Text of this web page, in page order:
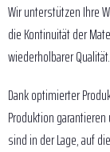
Wir unterstützen Ihre
die Kontinuität der
wiederholbarer Qualität.
Dank optimierter
Produktion
sind in der Lage, auf